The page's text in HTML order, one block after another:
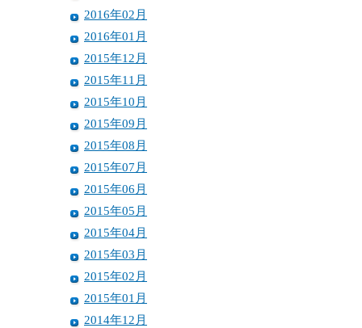
2016年02月
2016年01月
2015年12月
2015年11月
2015年10月
2015年09月
2015年08月
2015年07月
2015年06月
2015年05月
2015年04月
2015年03月
2015年02月
2015年01月
2014年12月